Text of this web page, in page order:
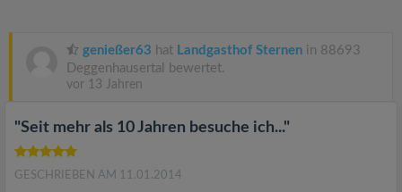
genießer63 hat Landgasthof Sternen in 88693
Deggenhausertal bewertet.
vor 13 Jahren
"Seit mehr als 10 Jahren besuche ich..."
GESCHRIEBEN AM 11.01.2014